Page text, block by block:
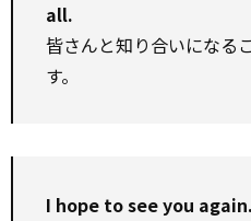
all.
皆さんと知り合いになる
す。
I hope to see you again.